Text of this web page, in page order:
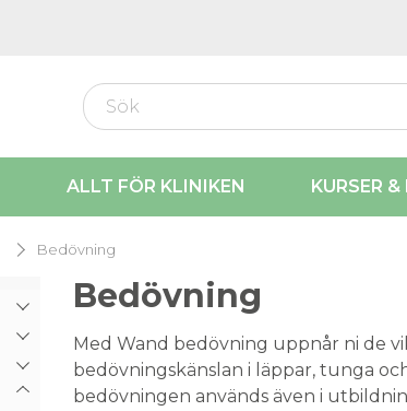
ALLT FÖR KLINIKEN KURSER
Bedövning
Bedövning
Med Wand bedövning uppnår ni de
bedövningskänslan i läppar, tunga
bedövningen används även i